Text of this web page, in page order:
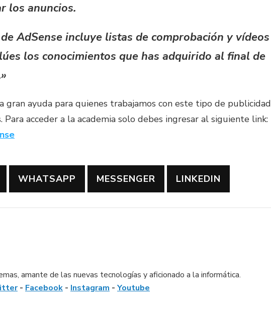
los anuncios.
AdSense incluye listas de comprobación y vídeos
los conocimientos que has adquirido al final de
gran ayuda para quienes trabajamos con este tipo de publicidad
Para acceder a la academia solo debes ingresar al siguiente link:
WHATSAPP MESSENGER LINKEDIN
amante de las nuevas tecnologías y aficionado a la informática.
- Facebook - Instagram - Youtube